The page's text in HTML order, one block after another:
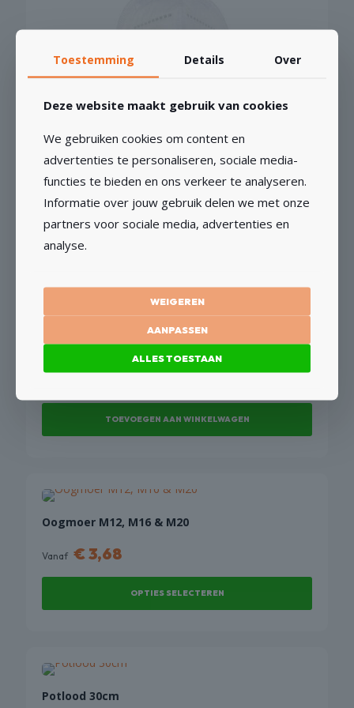
Mondmasker vouwbaar FFP2 á 10 stuks
€32,25 €26,65excl BTW
Gardena Perlator M22 x 3/4″
€11,81
TOEVOEGEN AAN WINKELWAGEN
Oogmoer M12, M16 & M20
Vanaf €3,68
OPTIES SELECTEREN
meerdere
variaties.
Potlood 30cm
Toestemming Details Over
Deze website maakt gebruik van cookies
We gebruiken cookies om content en
advertenties te personaliseren, sociale media-
functies te bieden en ons verkeer te analyseren.
Informatie over jouw gebruik delen we met onze
partners voor sociale media, advertenties en
analyse.
WEIGEREN
AANPASSEN
ALLES TOESTAAN